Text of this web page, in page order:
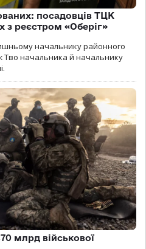
посадовців ТЦК
з реєстром «Оберіг»
начальнику районного
Тво начальника й начальнику
млрд військової